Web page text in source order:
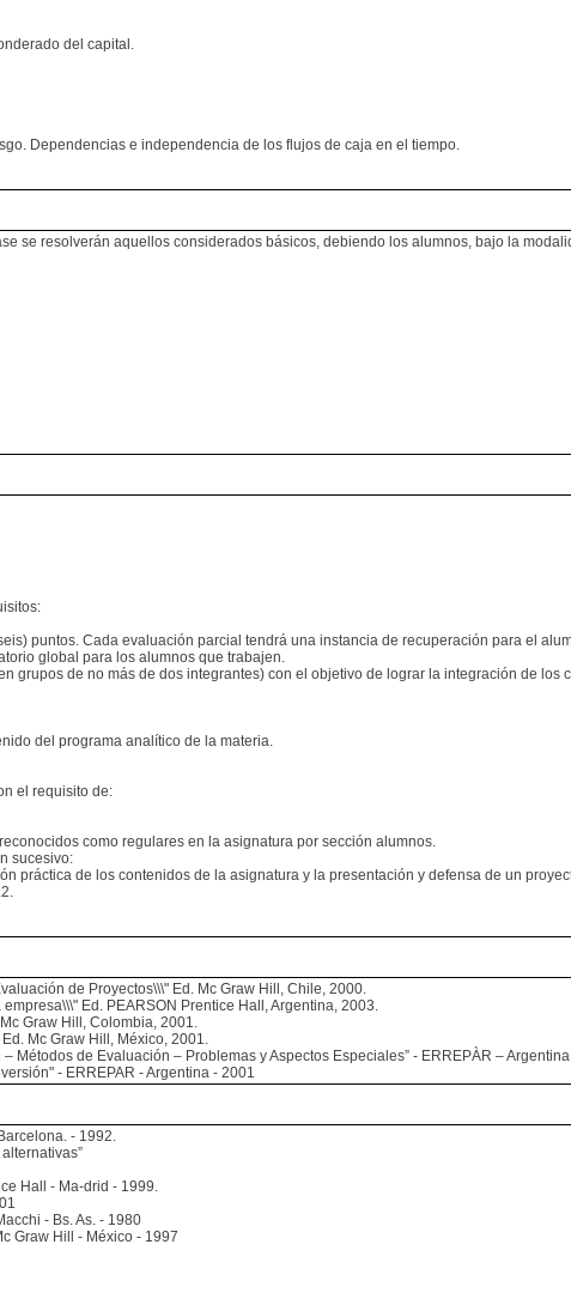
del capital.
Dependencias e independencia de los flujos de caja en el tiempo.
se resolverán aquellos considerados básicos, debiendo los alumnos, bajo la
puntos. Cada evaluación parcial tendrá una instancia de recuperación para el
global para los alumnos que trabajen.
grupos de no más de dos integrantes) con el objetivo de lograr la integración de
del programa analítico de la materia.
el requisito de:
como regulares en la asignatura por sección alumnos.
sucesivo:
práctica de los contenidos de la asignatura y la presentación y defensa de un
de Proyectos\\\" Ed. Mc Graw Hill, Chile, 2000.
Ed. PEARSON Prentice Hall, Argentina, 2003.
Graw Hill, Colombia, 2001.
Mc Graw Hill, México, 2001.
Métodos de Evaluación – Problemas y Aspectos Especiales” - ERREPÀR –
- ERREPAR - Argentina - 2001
- 1992.
Hall - Ma-drid - 1999.
- Bs. As. - 1980
Graw Hill - México - 1997